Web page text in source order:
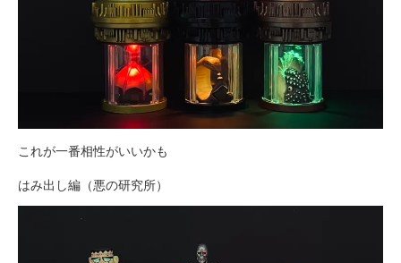
これが一番相性がいいかも
はみ出し編（悪の研究所）